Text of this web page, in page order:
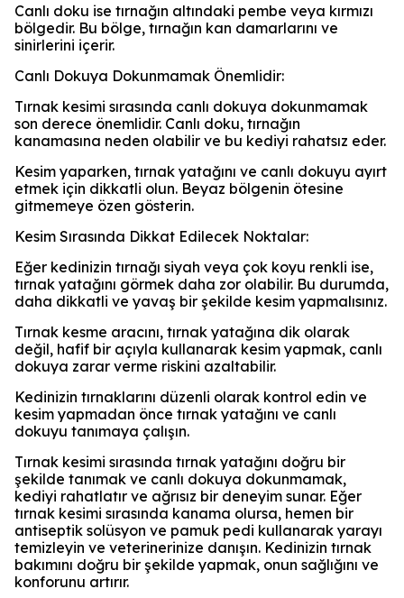
Canlı doku ise tırnağın altındaki pembe veya kırmızı
bölgedir. Bu bölge, tırnağın kan damarlarını ve
sinirlerini içerir.
Canlı Dokuya Dokunmamak Önemlidir:
Tırnak kesimi sırasında canlı dokuya dokunmamak
son derece önemlidir. Canlı doku, tırnağın
kanamasına neden olabilir ve bu kediyi rahatsız eder.
Kesim yaparken, tırnak yatağını ve canlı dokuyu ayırt
etmek için dikkatli olun. Beyaz bölgenin ötesine
gitmemeye özen gösterin.
Kesim Sırasında Dikkat Edilecek Noktalar:
Eğer kedinizin tırnağı siyah veya çok koyu renkli ise,
tırnak yatağını görmek daha zor olabilir. Bu durumda,
daha dikkatli ve yavaş bir şekilde kesim yapmalısınız.
Tırnak kesme aracını, tırnak yatağına dik olarak
değil, hafif bir açıyla kullanarak kesim yapmak, canlı
dokuya zarar verme riskini azaltabilir.
Kedinizin tırnaklarını düzenli olarak kontrol edin ve
kesim yapmadan önce tırnak yatağını ve canlı
dokuyu tanımaya çalışın.
Tırnak kesimi sırasında tırnak yatağını doğru bir
şekilde tanımak ve canlı dokuya dokunmamak,
kediyi rahatlatır ve ağrısız bir deneyim sunar. Eğer
tırnak kesimi sırasında kanama olursa, hemen bir
antiseptik solüsyon ve pamuk pedi kullanarak yarayı
temizleyin ve veterinerinize danışın. Kedinizin tırnak
bakımını doğru bir şekilde yapmak, onun sağlığını ve
konforunu artırır.